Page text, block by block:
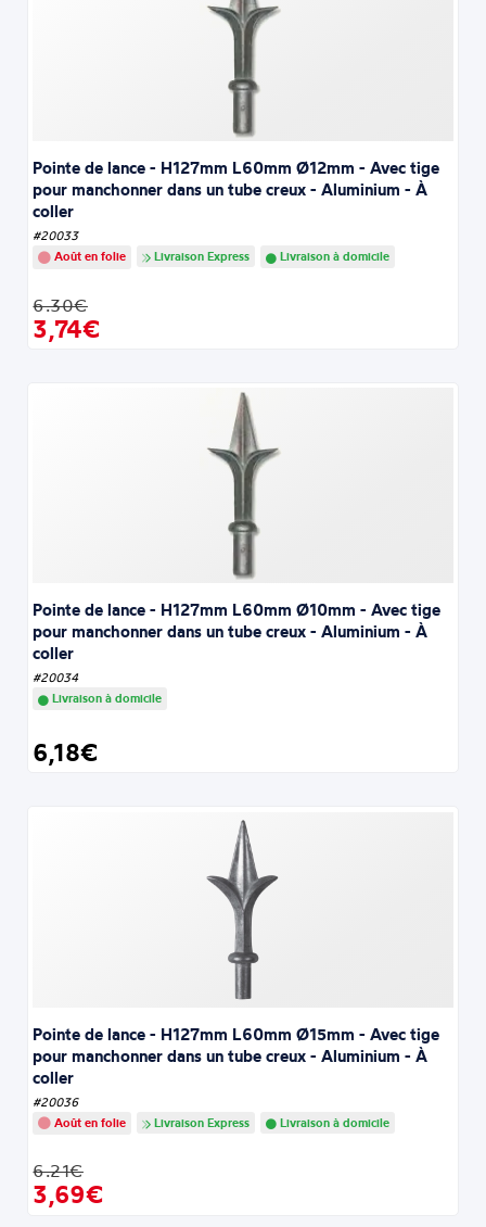
Pointe de lance - H127mm L60mm Ø12mm - Avec tige
pour manchonner dans un tube creux - Aluminium - À
coller
#20033
Août en folie
Livraison Express Livraison à domicile
6.30€
3,74€
Pointe de lance - H127mm L60mm Ø10mm - Avec tige
pour manchonner dans un tube creux - Aluminium - À
coller
#20034
Livraison à domicile
6,18€
Pointe de lance - H127mm L60mm Ø15mm - Avec tige
pour manchonner dans un tube creux - Aluminium - À
coller
#20036
Août en folie
Livraison Express Livraison à domicile
6.21€
3,69€